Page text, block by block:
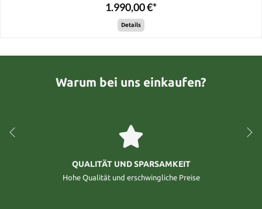
1.990,00 €*
Details
Warum bei uns einkaufen?
QUALITÄT UND SPARSAMKEIT
Hohe Qualität und erschwingliche Preise